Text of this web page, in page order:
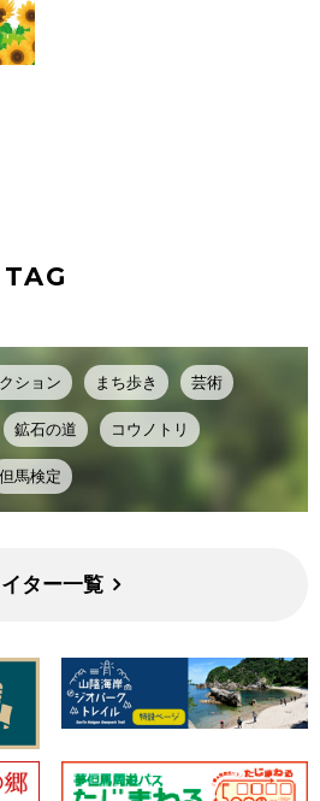
ション まち歩き 芸術
鉱石の道 コウノトリ
但馬検定
ター一覧